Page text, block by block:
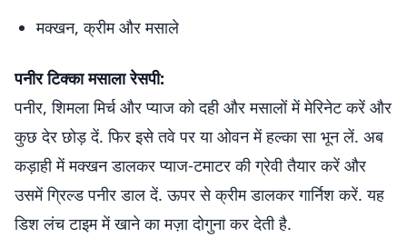
मक्खन, क्रीम और मसाले
पनीर टिक्का मसाला रेसपी:
पनीर, शिमला मिर्च और प्याज को दही और मसालों में मेरिनेट करें और
कुछ देर छोड़ दें. फिर इसे तवे पर या ओवन में हल्का सा भून लें. अब
कड़ाही में मक्खन डालकर प्याज-टमाटर की ग्रेवी तैयार करें और
उसमें ग्रिल्ड पनीर डाल दें. ऊपर से क्रीम डालकर गार्निश करें. यह
डिश लंच टाइम में खाने का मज़ा दोगुना कर देती है.